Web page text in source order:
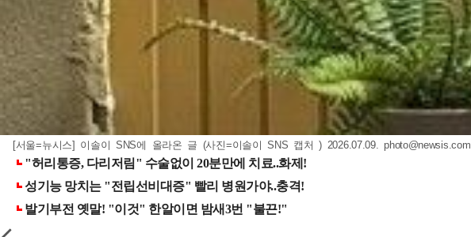
[서울=뉴시스] 이솔이 SNS에 올라온 글 (사진=이솔이 SNS 캡처 ) 2026.07.09.photo@newsis.com